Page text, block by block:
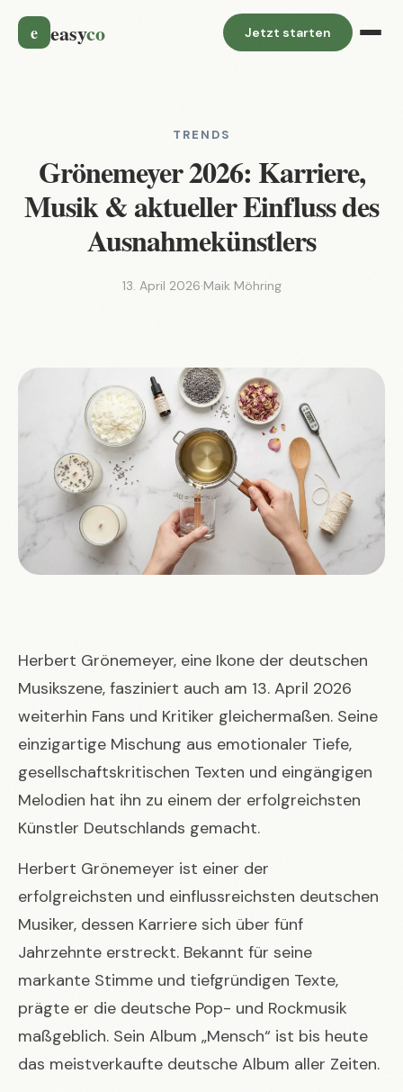
e easyco Jetzt starten
TRENDS
Grönemeyer 2026: Karriere,
Musik & aktueller Einfluss des
Ausnahmekünstlers
13. April 2026·Maik Möhring
Herbert Grönemeyer, eine Ikone der deutschen
Musikszene, fasziniert auch am 13. April 2026
weiterhin Fans und Kritiker gleichermaßen. Seine
einzigartige Mischung aus emotionaler Tiefe,
gesellschaftskritischen Texten und eingängigen
Melodien hat ihn zu einem der erfolgreichsten
Künstler Deutschlands gemacht.
Herbert Grönemeyer ist einer der
erfolgreichsten und einflussreichsten deutschen
Musiker, dessen Karriere sich über fünf
Jahrzehnte erstreckt. Bekannt für seine
markante Stimme und tiefgründigen Texte,
prägte er die deutsche Pop- und Rockmusik
maßgeblich. Sein Album „Mensch“ ist bis heute
das meistverkaufte deutsche Album aller Zeiten.